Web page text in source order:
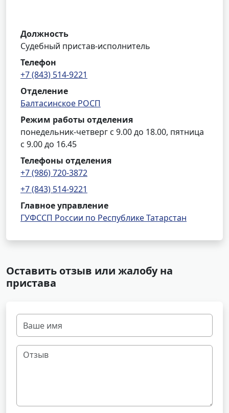
Должность
Судебный пристав-исполнитель
Телефон
+7 (843) 514-9221
Отделение
Балтасинское РОСП
Режим работы отделения
понедельник-четверг с 9.00 до 18.00, пятница
с 9.00 до 16.45
Телефоны отделения
+7 (986) 720-3872
+7 (843) 514-9221
Главное управление
ГУФССП России по Республике Татарстан
Оставить отзыв или жалобу на
пристава